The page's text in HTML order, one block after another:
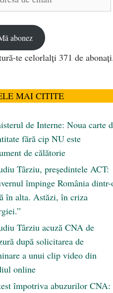
abonez
te celorlalți 371 de abonați.
MAI CITITE
de Interne: Noua carte
fără cip NU este
de călătorie
Târziu, președintele ACT:
împinge România dintr-
în alta. Astăzi, în criza
Târziu acuză CNA de
după solicitarea de
a unui clip video din
online
împotriva abuzurilor CNA: